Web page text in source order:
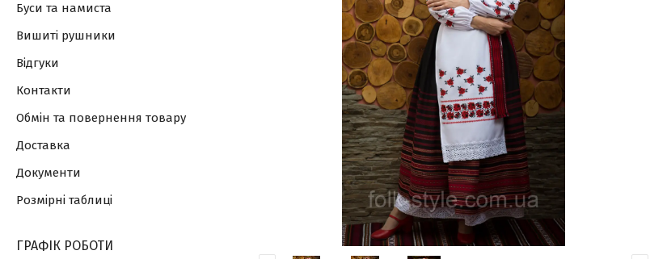
Буси та намиста
Вишиті рушники
Відгуки
Контакти
Обмін та повернення товару
Доставка
Документи
Розмірні таблиці
ГРАФІК РОБОТИ